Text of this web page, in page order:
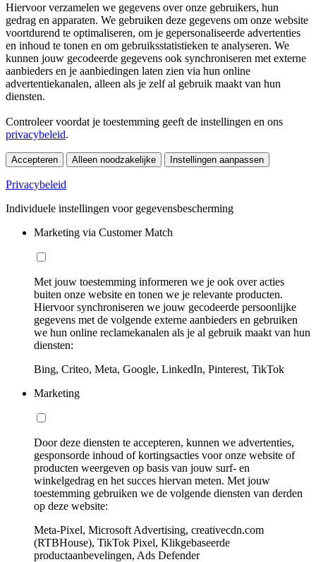
Hiervoor verzamelen we gegevens over onze gebruikers, hun
gedrag en apparaten. We gebruiken deze gegevens om onze website
voortdurend te optimaliseren, om je gepersonaliseerde advertenties
en inhoud te tonen en om gebruiksstatistieken te analyseren. We
kunnen jouw gecodeerde gegevens ook synchroniseren met externe
aanbieders en je aanbiedingen laten zien via hun online
advertentiekanalen, alleen als je zelf al gebruik maakt van hun
diensten.
Controleer voordat je toestemming geeft de instellingen en ons
privacybeleid.
Accepteren Alleen noodzakelijke Instellingen aanpassen
Privacybeleid
Individuele instellingen voor gegevensbescherming
Marketing via Customer Match
Met jouw toestemming informeren we je ook over acties
buiten onze website en tonen we je relevante producten.
Hiervoor synchroniseren we jouw gecodeerde persoonlijke
gegevens met de volgende externe aanbieders en gebruiken
we hun online reclamekanalen als je al gebruik maakt van hun
diensten:
Bing, Criteo, Meta, Google, LinkedIn, Pinterest, TikTok
Marketing
Door deze diensten te accepteren, kunnen we advertenties,
gesponsorde inhoud of kortingsacties voor onze website of
producten weergeven op basis van jouw surf- en
winkelgedrag en het succes hiervan meten. Met jouw
toestemming gebruiken we de volgende diensten van derden
op deze website:
Meta-Pixel, Microsoft Advertising, creativecdn.com
(RTBHouse), TikTok Pixel, Klikgebaseerde
productaanbevelingen, Ads Defender